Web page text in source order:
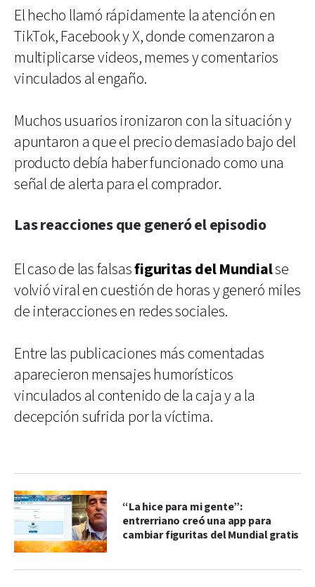
El hecho llamó rápidamente la atención en
TikTok, Facebook y X, donde comenzaron a
multiplicarse videos, memes y comentarios
vinculados al engaño.
Muchos usuarios ironizaron con la situación y
apuntaron a que el precio demasiado bajo del
producto debía haber funcionado como una
señal de alerta para el comprador.
Las reacciones que generó el episodio
El caso de las falsasfiguritas del Mundialse
volvió viral en cuestión de horas y generó miles
de interacciones en redes sociales.
Entre las publicaciones más comentadas
aparecieron mensajes humorísticos
vinculados al contenido de la caja y a la
decepción sufrida por la víctima.
“La hice para mi gente”:
entrerriano creó una app para
cambiar figuritas del Mundial gratis